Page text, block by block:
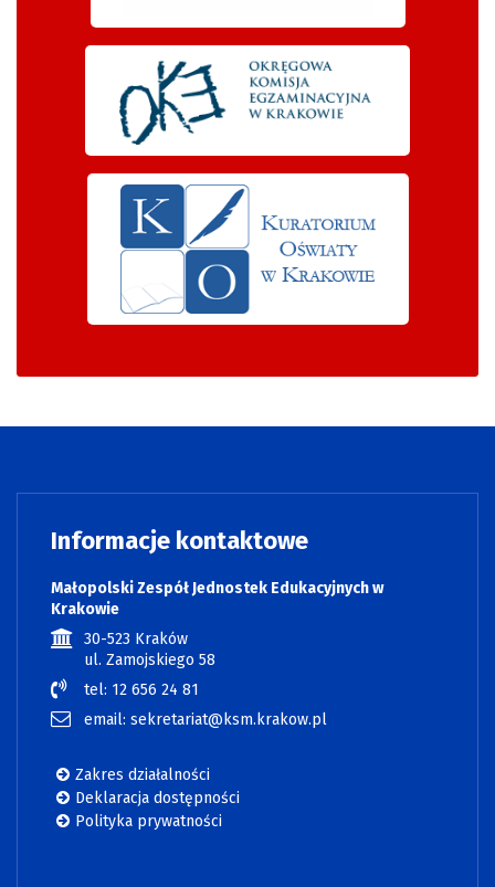
Informacje kontaktowe
Małopolski Zespół Jednostek Edukacyjnych w
Krakowie
30-523 Kraków
ul. Zamojskiego 58
tel: 12 656 24 81
email: sekretariat@ksm.krakow.pl
Zakres działalności
Deklaracja dostępności
Polityka prywatności